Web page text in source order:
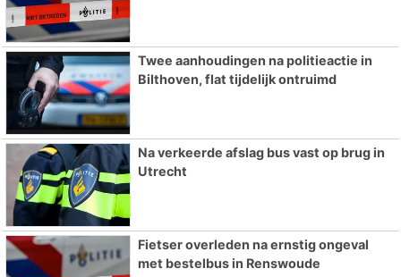
Twee aanhoudingen na politieactie in
Bilthoven, flat tijdelijk ontruimd
Na verkeerde afslag bus vast op brug in
Utrecht
Fietser overleden na ernstig ongeval
met bestelbus in Renswoude